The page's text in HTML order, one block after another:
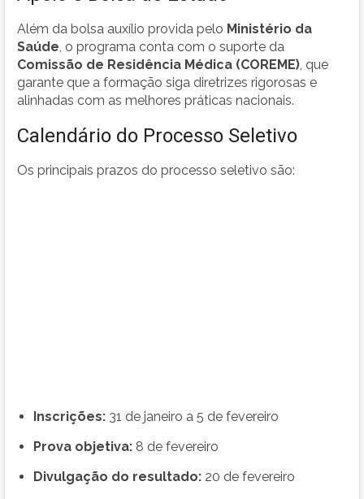
Além da bolsa auxílio provida pelo Ministério da
Saúde , o programa conta com o suporte da
Comissão de Residência Médica (COREME) , que
garante que a formação siga diretrizes rigorosas e
alinhadas com as melhores práticas nacionais.
Calendário do Processo Seletivo
Os principais prazos do processo seletivo são:
Inscrições: 31 de janeiro a 5 de fevereiro
Prova objetiva: 8 de fevereiro
Divulgação do resultado: 20 de fevereiro